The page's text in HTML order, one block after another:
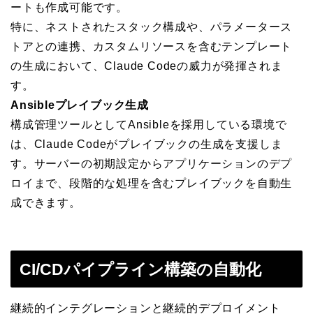
ートも作成可能です。
特に、ネストされたスタック構成や、パラメータース
トアとの連携、カスタムリソースを含むテンプレート
の生成において、Claude Codeの威力が発揮されま
す。
Ansibleプレイブック生成
構成管理ツールとしてAnsibleを採用している環境で
は、Claude Codeがプレイブックの生成を支援しま
す。サーバーの初期設定からアプリケーションのデプ
ロイまで、段階的な処理を含むプレイブックを自動生
成できます。
CI/CDパイプライン構築の自動化
継続的インテグレーションと継続的デプロイメント